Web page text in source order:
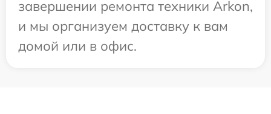
завершении ремонта техники Arkon,
и мы организуем доставку к вам
домой или в офис.